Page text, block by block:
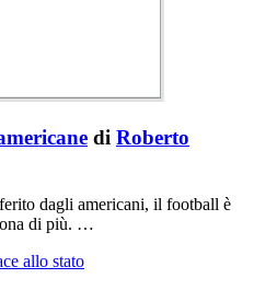
di Roberto
dagli americani, il football è
di più. …
allo stato